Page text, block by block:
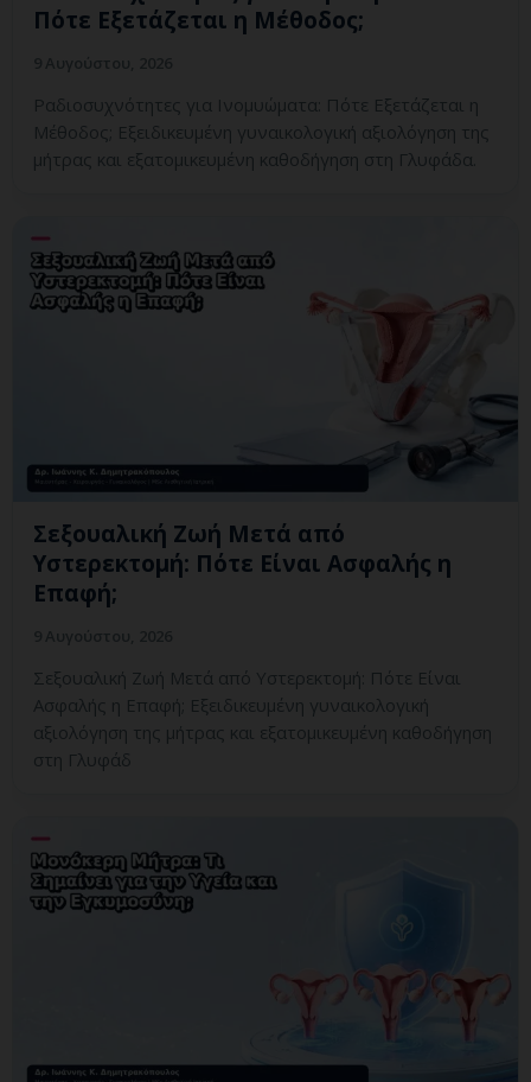
Πότε Εξετάζεται η Μέθοδος;
Ραδιοσυχνότητες για Ινομυώματα: Πότε Εξετάζεται η
Μέθοδος; Εξειδικευμένη γυναικολογική αξιολόγηση της
μήτρας και εξατομικευμένη καθοδήγηση στη Γλυφάδα.
Σεξουαλική Ζωή Μετά από
Υστερεκτομή: Πότε Είναι Ασφαλής η
Επαφή;
Σεξουαλική Ζωή Μετά από Υστερεκτομή: Πότε Είναι
Ασφαλής η Επαφή; Εξειδικευμένη γυναικολογική
αξιολόγηση της μήτρας και εξατομικευμένη καθοδήγηση
στη Γλυφάδ